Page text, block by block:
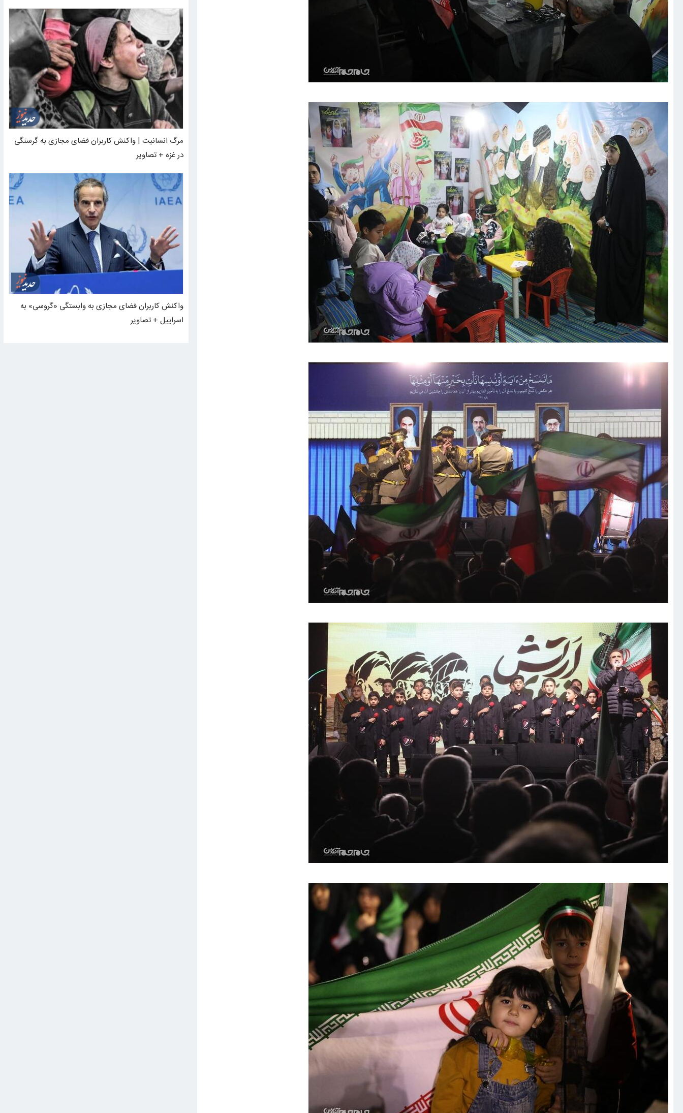
مرگ انسانیت | واکنش کاربران فضای مجازی به گرسنگی
در غزه + تصاویر
واکنش کاربران فضای مجازی به وابستگی «گروسی» به
اسراییل + تصاویر